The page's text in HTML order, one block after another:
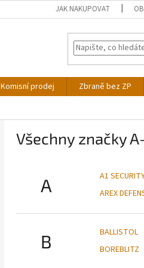
JAK NAKUPOVAT
Komisní prodej Zbraně bez ZP
Všechny značky
A A1
AREX
B BALLISTOL
BOREBLITZ